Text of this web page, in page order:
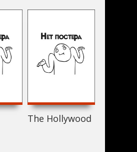
The Hollywood Rejects